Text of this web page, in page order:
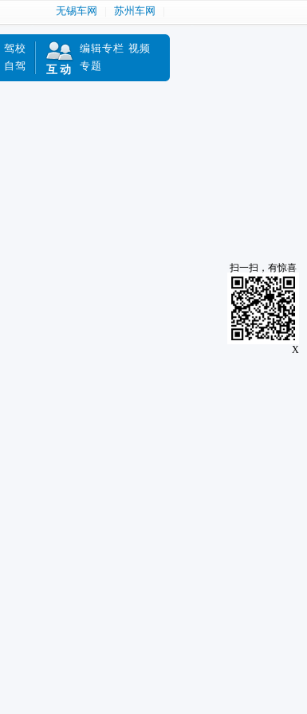
无锡车网 苏州车网
驾校
自驾 互动
编辑专栏 视频
专题
扫一扫，有惊喜
X